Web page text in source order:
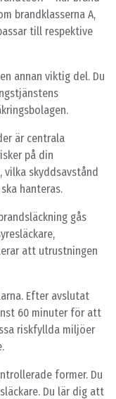
brandklasserna A,
till respektive
annan viktig del. Du
är centrala
på din
vilka skyddsavstånd
hanteras.
gås
att utrustningen
Efter avslutat
60 minuter för att
riskfyllda miljöer
former. Du
Du lär dig att